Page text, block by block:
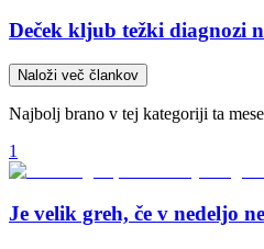
Deček kljub težki diagnozi
Naloži več člankov
Najbolj brano v tej kategoriji ta
1
Je velik greh, če v nedeljo